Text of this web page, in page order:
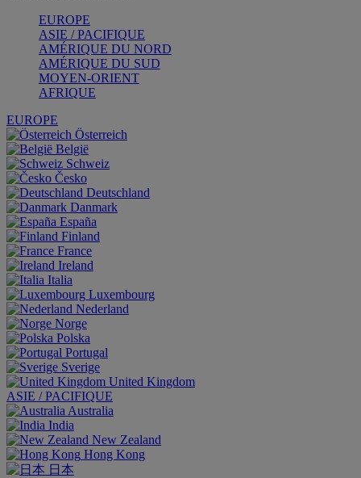
EUROPE
ASIE / PACIFIQUE
AMÉRIQUE DU NORD
AMÉRIQUE DU SUD
MOYEN-ORIENT
AFRIQUE
EUROPE
Österreich
België
Schweiz
Česko
Deutschland
Danmark
España
Finland
France
Ireland
Italia
Luxembourg
Nederland
Norge
Polska
Portugal
Sverige
United Kingdom
ASIE / PACIFIQUE
Australia
India
New Zealand
Hong Kong
日本